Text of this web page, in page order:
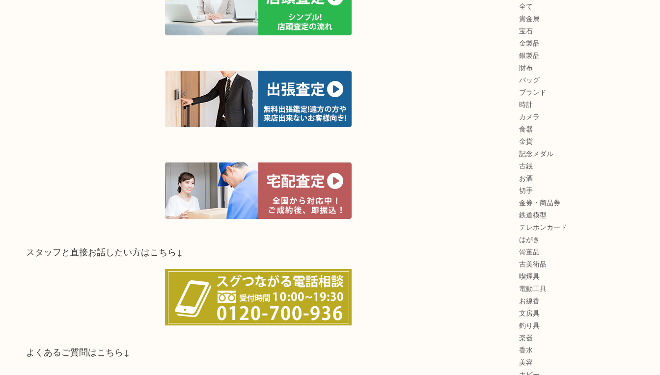
スタッフと直接お話したい方はこちら↓
よくあるご質問はこちら↓
全て
貴金属
宝石
金製品
銀製品
財布
バッグ
ブランド
時計
カメラ
食器
金貨
記念メダル
古銭
お酒
切手
金券・商品券
鉄道模型
テレホンカード
はがき
骨董品
古美術品
喫煙具
電動工具
お線香
文房具
釣り具
楽器
香水
美容